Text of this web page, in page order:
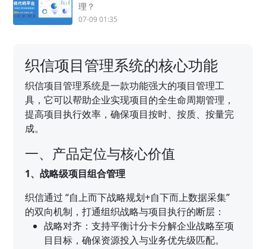
理？
07-09 01:35
织信项目管理系统的核心功能
织信项目管理系统是一款功能强大的项目管理工
具，它可以帮助企业实现项目的全生命周期管理，
提高项目执行效率，确保项目按时、按质、按量完
成。
一、产品定位与核心价值
1、战略级项目组合管理
织信通过 “自上而下战略规划+自下而上数据采集”
的双向机制，打通组织战略与项目执行的断层：
战略对齐：支持平衡计分卡分解企业战略至项
目目标，确保资源投入与业务优先级匹配。